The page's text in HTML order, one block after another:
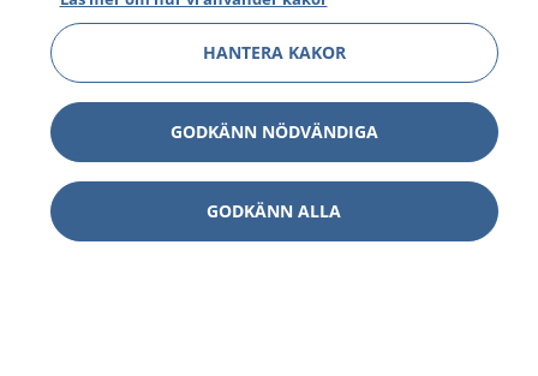
HANTERA KAKOR
GODKÄNN NÖDVÄNDIGA
GODKÄNN ALLA